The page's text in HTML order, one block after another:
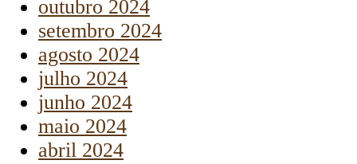
outubro 2024
setembro 2024
agosto 2024
julho 2024
junho 2024
maio 2024
abril 2024